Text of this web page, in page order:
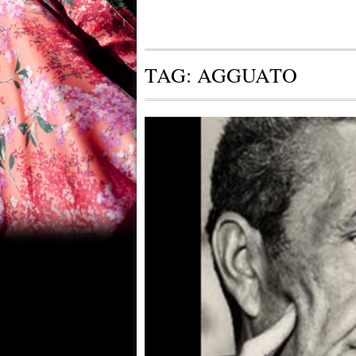
TAG: AGGUATO